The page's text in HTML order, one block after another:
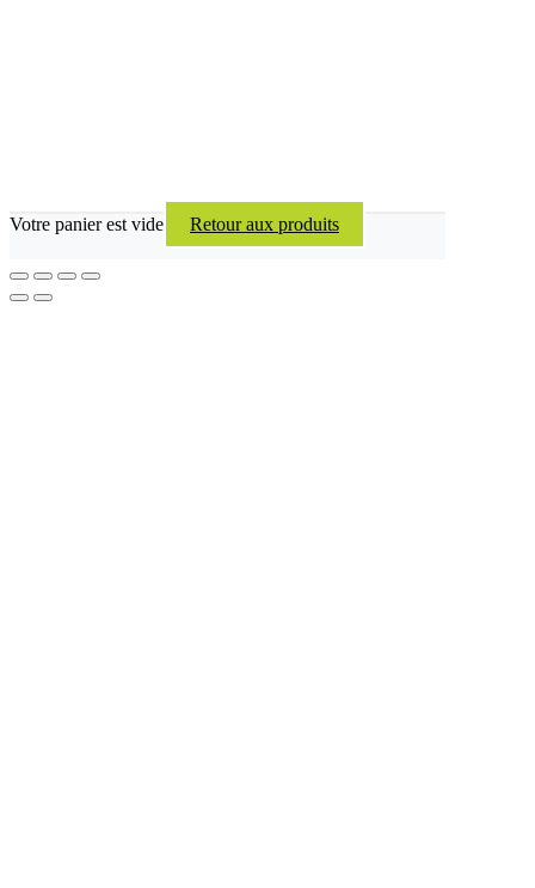
Votre panier est vide Retour aux produits